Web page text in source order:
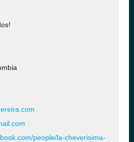
people/la-cheverisima-